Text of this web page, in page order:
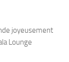
joyeusement
Lounge